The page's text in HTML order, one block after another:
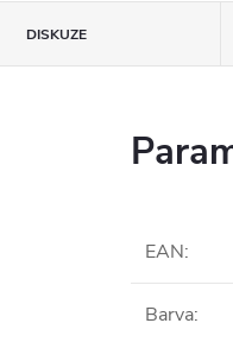
DISKUZE
EAN:
Barva: